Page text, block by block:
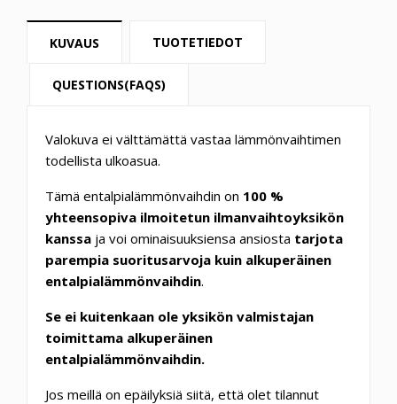
KUVAUS TUOTETIEDOT
QUESTIONS(FAQS)
Valokuva ei välttämättä vastaa lämmönvaihtimen
todellista ulkoasua.
Tämä entalpialämmönvaihdin on 100 %
yhteensopiva ilmoitetun ilmanvaihtoyksikön
kanssa ja voi ominaisuuksiensa ansiosta tarjota
parempia suoritusarvoja kuin alkuperäinen
entalpialämmönvaihdin.
Se ei kuitenkaan ole yksikön valmistajan
toimittama alkuperäinen
entalpialämmönvaihdin.
Jos meillä on epäilyksiä siitä, että olet tilannut